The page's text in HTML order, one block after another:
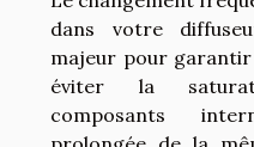
dans votre
majeur pour
éviter la
composants